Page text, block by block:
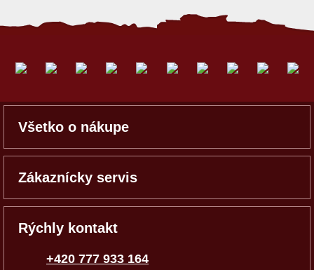
Všetko o nákupe
Zákaznícky servis
Rýchly kontakt
+420 777 933 164